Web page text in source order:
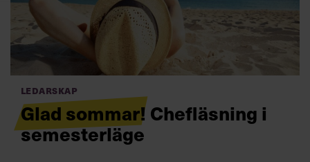
Villkor och policy för
personuppgiftsbehandling
Ledarskap
Glad sommar! Chefläsning i
semesterläge